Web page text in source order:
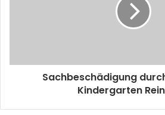
Sachbeschädigung
Kindergarten